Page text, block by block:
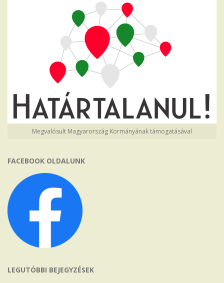
Megvalósult Magyarország Kormányának támogatásával
FACEBOOK OLDALUNK
LEGUTÓBBI BEJEGYZÉSEK